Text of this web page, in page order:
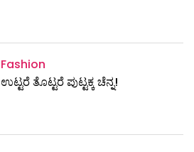
Fashion
ಉಟ್ಟರೆ ತೊಟ್ಟರೆ ಪುಟ್ಟಕ್ಕ ಚೆನ್ನ!